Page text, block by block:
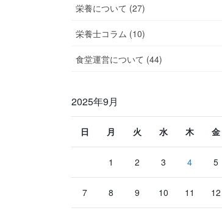
栄養について (27)
栄養士コラム (10)
食堂運営について (44)
2025年9月
日 月 火 水 木 金
1 2 3 4 5
7 8 9 10 11 12